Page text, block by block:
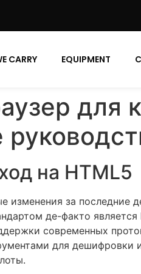
CARRY EQUIPMENT
для
на HTML5
изменения за последние
де-факто является
современных
для дешифровки